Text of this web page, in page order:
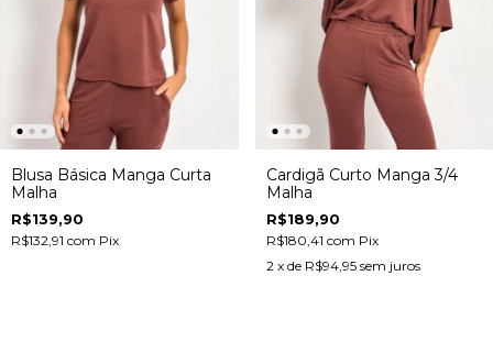
Blusa Básica Manga Curta
Malha
R$139,90
R$132,91 com Pix
Cardigã Curto Manga 3/4
Malha
R$189,90
R$180,41 com Pix
2 x de R$94,95 sem juros